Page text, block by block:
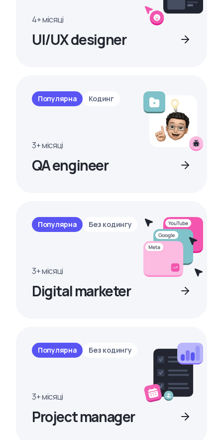
4+ місяці
UI/UX designer
Популярна Кодинг
3+ місяці
QA engineer
Популярна Без кодингу
3+ місяці
Digital marketer
Популярна Без кодингу
3+ місяці
Project manager